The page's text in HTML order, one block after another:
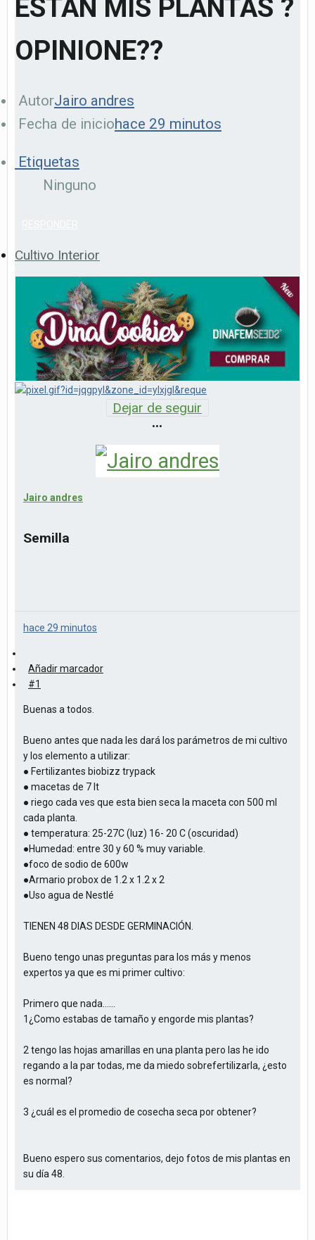
ESTÁN MIS PLANTAS ?
OPINIONE??
AutorJairo andres
Fecha de iniciohace 29 minutos
Etiquetas
Ninguno
Cultivo Interior
Dejar de seguir
•••
Jairo andres
Semilla
hace 29 minutos
Añadir marcador
#1
Buenas a todos.
Bueno antes que nada les dará los parámetros de mi cultivo
y los elemento a utilizar:
● Fertilizantes biobizz trypack
● macetas de 7 lt
● riego cada ves que esta bien seca la maceta con 500 ml
cada planta.
● temperatura: 25-27C (luz) 16- 20 C (oscuridad)
●Humedad: entre 30 y 60 % muy variable.
●foco de sodio de 600w
●Armario probox de 1.2 x 1.2 x 2
●Uso agua de Nestlé
TIENEN 48 DIAS DESDE GERMINACIÓN.
Bueno tengo unas preguntas para los más y menos
expertos ya que es mi primer cultivo:
Primero que nada......
1¿Como estabas de tamaño y engorde mis plantas?
2 tengo las hojas amarillas en una planta pero las he ido
regando a la par todas, me da miedo sobrefertilizarla, ¿esto
es normal?
3 ¿cuál es el promedio de cosecha seca por obtener?
Bueno espero sus comentarios, dejo fotos de mis plantas en
su día 48.